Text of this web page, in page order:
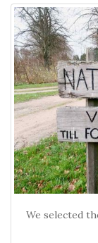
We selected